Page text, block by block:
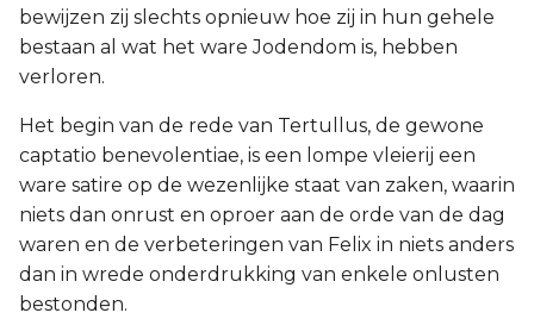
bewijzen zij slechts opnieuw hoe zij in hun gehele
bestaan al wat het ware Jodendom is, hebben
verloren.
Het begin van de rede van Tertullus, de gewone
captatio benevolentiae, is een lompe vleierij een
ware satire op de wezenlijke staat van zaken, waarin
niets dan onrust en oproer aan de orde van de dag
waren en de verbeteringen van Felix in niets anders
dan in wrede onderdrukking van enkele onlusten
bestonden.